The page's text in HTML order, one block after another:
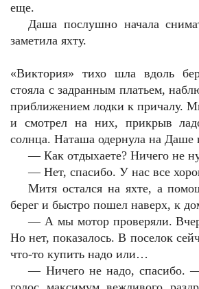
еще.
Даша послушно начала
заметила яхту.
«Виктория» тихо шла вдоль
стояла с задранным платьем,
приближением лодки к причалу.
и смотрел на них, прикрыв
солнца. Наташа одернула на Даше
—Как отдыхаете? Ничего не
—Нет, спасибо. У нас все
Митя остался на яхте, а
берег и быстро пошел наверх, к
—А мы мотор проверяли.
Но нет, показалось. В поселок
что-то купить надо или…
— Ничего не надо, спасибо.